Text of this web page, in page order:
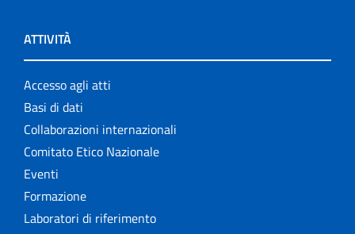
ATTIVITÀ
Accesso agli atti
Basi di dati
Collaborazioni internazionali
Comitato Etico Nazionale
Eventi
Formazione
Laboratori di riferimento